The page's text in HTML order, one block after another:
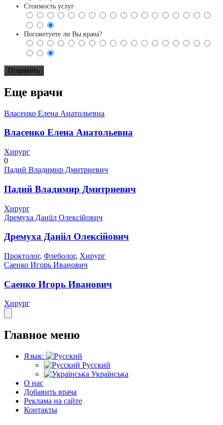
Стоимость услуг
Посоветуете ли Вы врача?
Еще врачи
Власенко Елена Анатольевна
Власенко Елена Анатольевна
Хирург
0
Падий Владимир Дмитриевич
Падий Владимир Дмитриевич
Хирург
Дремуха Данііл Олексійович
Дремуха Данііл Олексійович
Проктолог, Флеболог, Хирург
Саенко Игорь Иванович
Саенко Игорь Иванович
Хирург
Главное меню
Язык:
Русский
Українська
О нас
Добавить врача
Реклама на сайте
Контакты